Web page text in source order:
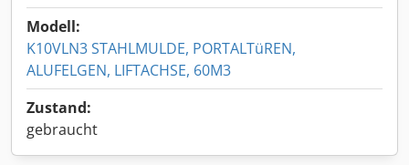
Modell:
K10VLN3 STAHLMULDE, PORTALTüREN,
ALUFELGEN, LIFTACHSE, 60M3
Zustand:
gebraucht